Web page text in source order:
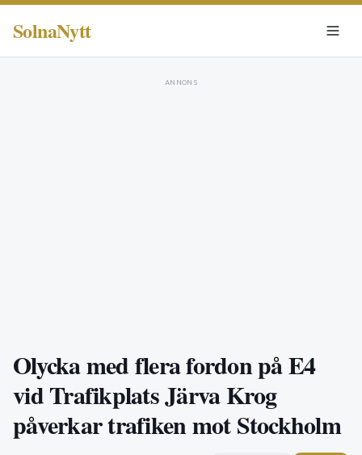
SolnaNytt
ANNONS
Olycka med flera fordon på E4
vid Trafikplats Järva Krog
påverkar trafiken mot Stockholm